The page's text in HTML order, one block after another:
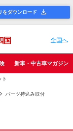
をダウンロード
国 全国へ
新車・中古車マガジン
ト
パーツ持込み取付